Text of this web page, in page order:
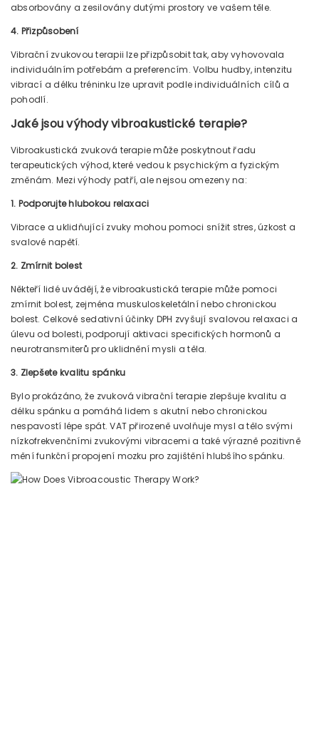
absorbovány a zesilovány dutými prostory ve vašem těle.
4. Přizpůsobení
Vibrační zvukovou terapii lze přizpůsobit tak, aby vyhovovala
individuálním potřebám a preferencím. Volbu hudby, intenzitu
vibrací a délku tréninku lze upravit podle individuálních cílů a
pohodlí.
Jaké jsou výhody vibroakustické terapie?
Vibroakustická zvuková terapie může poskytnout řadu
terapeutických výhod, které vedou k psychickým a fyzickým
změnám. Mezi výhody patří, ale nejsou omezeny na:
1. Podporujte hlubokou relaxaci
Vibrace a uklidňující zvuky mohou pomoci snížit stres, úzkost a
svalové napětí.
2. Zmírnit bolest
Někteří lidé uvádějí, že vibroakustická terapie může pomoci
zmírnit bolest, zejména muskuloskeletální nebo chronickou
bolest. Celkové sedativní účinky DPH zvyšují svalovou relaxaci a
úlevu od bolesti, podporují aktivaci specifických hormonů a
neurotransmiterů pro uklidnění mysli a těla.
3. Zlepšete kvalitu spánku
Bylo prokázáno, že zvuková vibrační terapie zlepšuje kvalitu a
délku spánku a pomáhá lidem s akutní nebo chronickou
nespavostí lépe spát. VAT přirozeně uvolňuje mysl a tělo svými
nízkofrekvenčními zvukovými vibracemi a také výrazně pozitivně
mění funkční propojení mozku pro zajištění hlubšího spánku.